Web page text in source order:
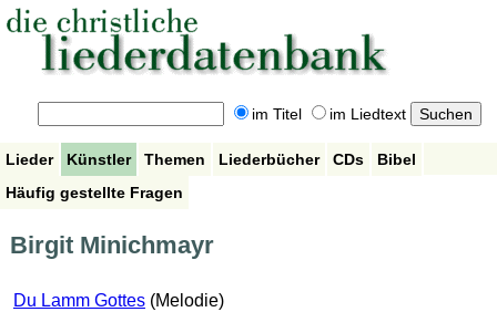
im Titel im Liedtext
Lieder Künstler Themen Liederbücher CDs
Bibel
Häufig gestellte Fragen
Birgit Minichmayr
Du Lamm Gottes (Melodie)